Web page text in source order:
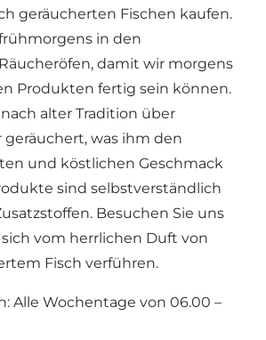
geräucherten Fischen kaufen.
in den
damit wir morgens
Produkten fertig sein können.
alter Tradition über
was ihm den
und köstlichen Geschmack
sind selbstverständlich
Besuchen Sie uns
sich vom herrlichen Duft von
Fisch verführen.
Alle Wochentage von 06.00 –